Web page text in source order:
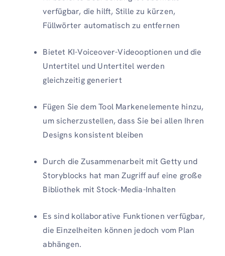
verfügbar, die hilft, Stille zu kürzen,
Füllwörter automatisch zu entfernen
Bietet KI-Voiceover-Videooptionen und die
Untertitel und Untertitel werden
gleichzeitig generiert
Fügen Sie dem Tool Markenelemente hinzu,
um sicherzustellen, dass Sie bei allen Ihren
Designs konsistent bleiben
Durch die Zusammenarbeit mit Getty und
Storyblocks hat man Zugriff auf eine große
Bibliothek mit Stock-Media-Inhalten
Es sind kollaborative Funktionen verfügbar,
die Einzelheiten können jedoch vom Plan
abhängen.